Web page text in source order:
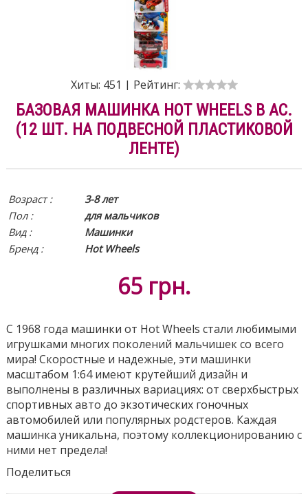
Хиты: 451 | Рейтинг:
БАЗОВАЯ МАШИНКА HOT WHEELS В АС.
(12 ШТ. НА ПОДВЕСНОЙ ПЛАСТИКОВОЙ
ЛЕНТЕ)
Возраст :
3-8 лет
Пол :
для мальчиков
Вид :
Машинки
Бренд :
Hot Wheels
65 грн.
С 1968 года машинки от Hot Wheels стали любимыми
игрушками многих поколений мальчишек со всего
мира! Скоростные и надежные, эти машинки
масштабом 1:64 имеют крутейший дизайн и
выполнены в различных вариациях: от сверхбыстрых
спортивных авто до экзотических гоночных
автомобилей или популярных родстеров. Каждая
машинка уникальна, поэтому коллекционированию с
ними нет предела!
Поделиться